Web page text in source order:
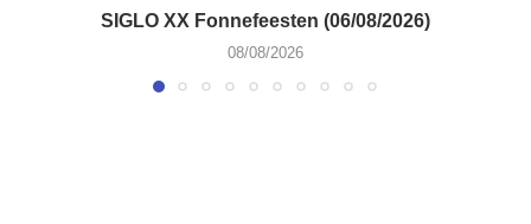
SIGLO XX Fonnefeesten (06/08/2026)
08/08/2026